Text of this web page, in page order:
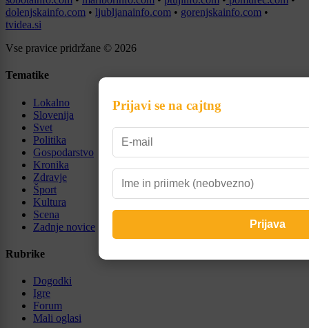
dolenjskainfo.com • ljubljanainfo.com • gorenjskainfo.com •
tvidea.si
Vse pravice pridržane © 2026
Tematike
Lokalno
Slovenija
Svet
Politika
Gospodarstvo
Kronika
Zdravje
Šport
Kultura
Scena
Zadnje novice
Rubrike
Dogodki
Igre
Forum
Mali oglasi
Prijavi se na cajtng